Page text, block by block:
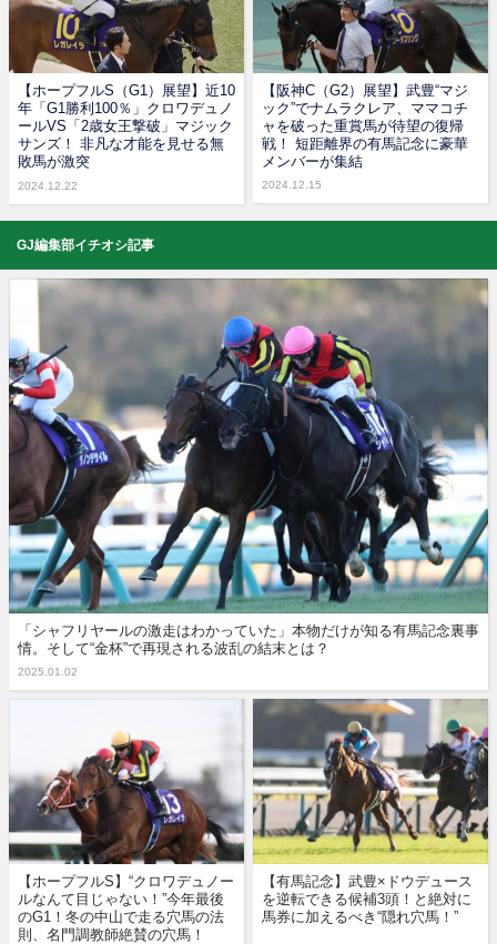
【ホープフルS（G1）展望】近10
年「G1勝利100％」クロワデュノ
ールVS「2歳女王撃破」マジック
サンズ！ 非凡な才能を見せる無
敗馬が激突
2024.12.22
【阪神C（G2）展望】武豊“マジ
ック”でナムラクレア、ママコチ
ャを破った重賞馬が待望の復帰
戦！ 短距離界の有馬記念に豪華
メンバーが集結
2024.12.15
GJ編集部イチオシ記事
「シャフリヤールの激走はわかっていた」本物だけが知る有馬記念裏事
情。そして“金杯”で再現される波乱の結末とは？
2025.01.02
【ホープフルS】“クロワデュノー
ルなんて目じゃない！”今年最後
のG1！冬の中山で走る穴馬の法
則、名門調教師絶賛の穴馬！
【有馬記念】武豊×ドウデュース
を逆転できる候補3頭！と絶対に
馬券に加えるべき“隠れ穴馬！”